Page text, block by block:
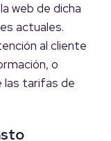
web de dicha
actuales.
al cliente
o
las tarifas de